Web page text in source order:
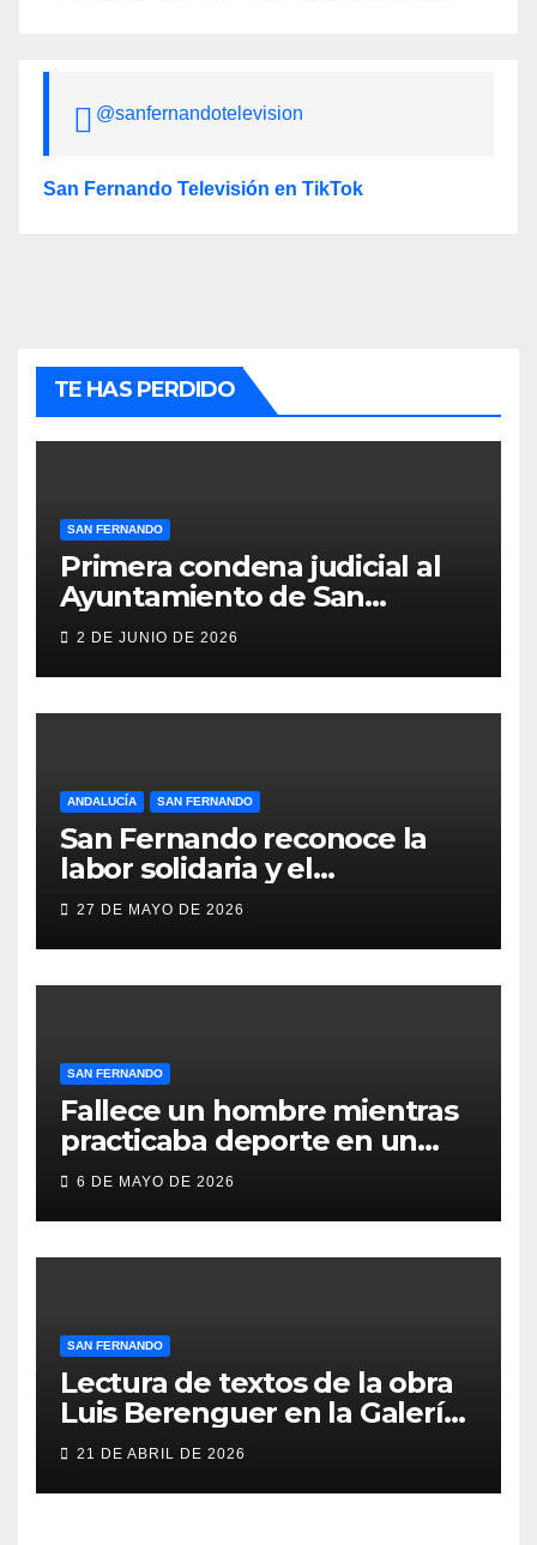
@sanfernandotelevision
San Fernando Televisión en TikTok
TE HAS PERDIDO
SAN FERNANDO
Primera condena judicial al
Ayuntamiento de San
Fernando por negar
locales lesionados en acto de
servicio
2 DE JUNIO DE 2026
ANDALUCÍA SAN FERNANDO
San Fernando reconoce la
labor solidaria y el
compromiso social de Juan y
San Fernando
27 DE MAYO DE 2026
SAN FERNANDO
Fallece un hombre mientras
practicaba deporte en un
gimnasio de San Fernando
6 DE MAYO DE 2026
SAN FERNANDO
Lectura de textos de la obra
Luis Berenguer en la Galería
ERA
21 DE ABRIL DE 2026